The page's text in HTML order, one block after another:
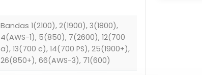
Bandas 1(2100), 2(1900), 3(1800),
4(AWS-1), 5(850), 7(2600), 12(700
a), 13(700 c), 14(700 PS), 25(1900+),
26(850+), 66(AWS-3), 71(600)